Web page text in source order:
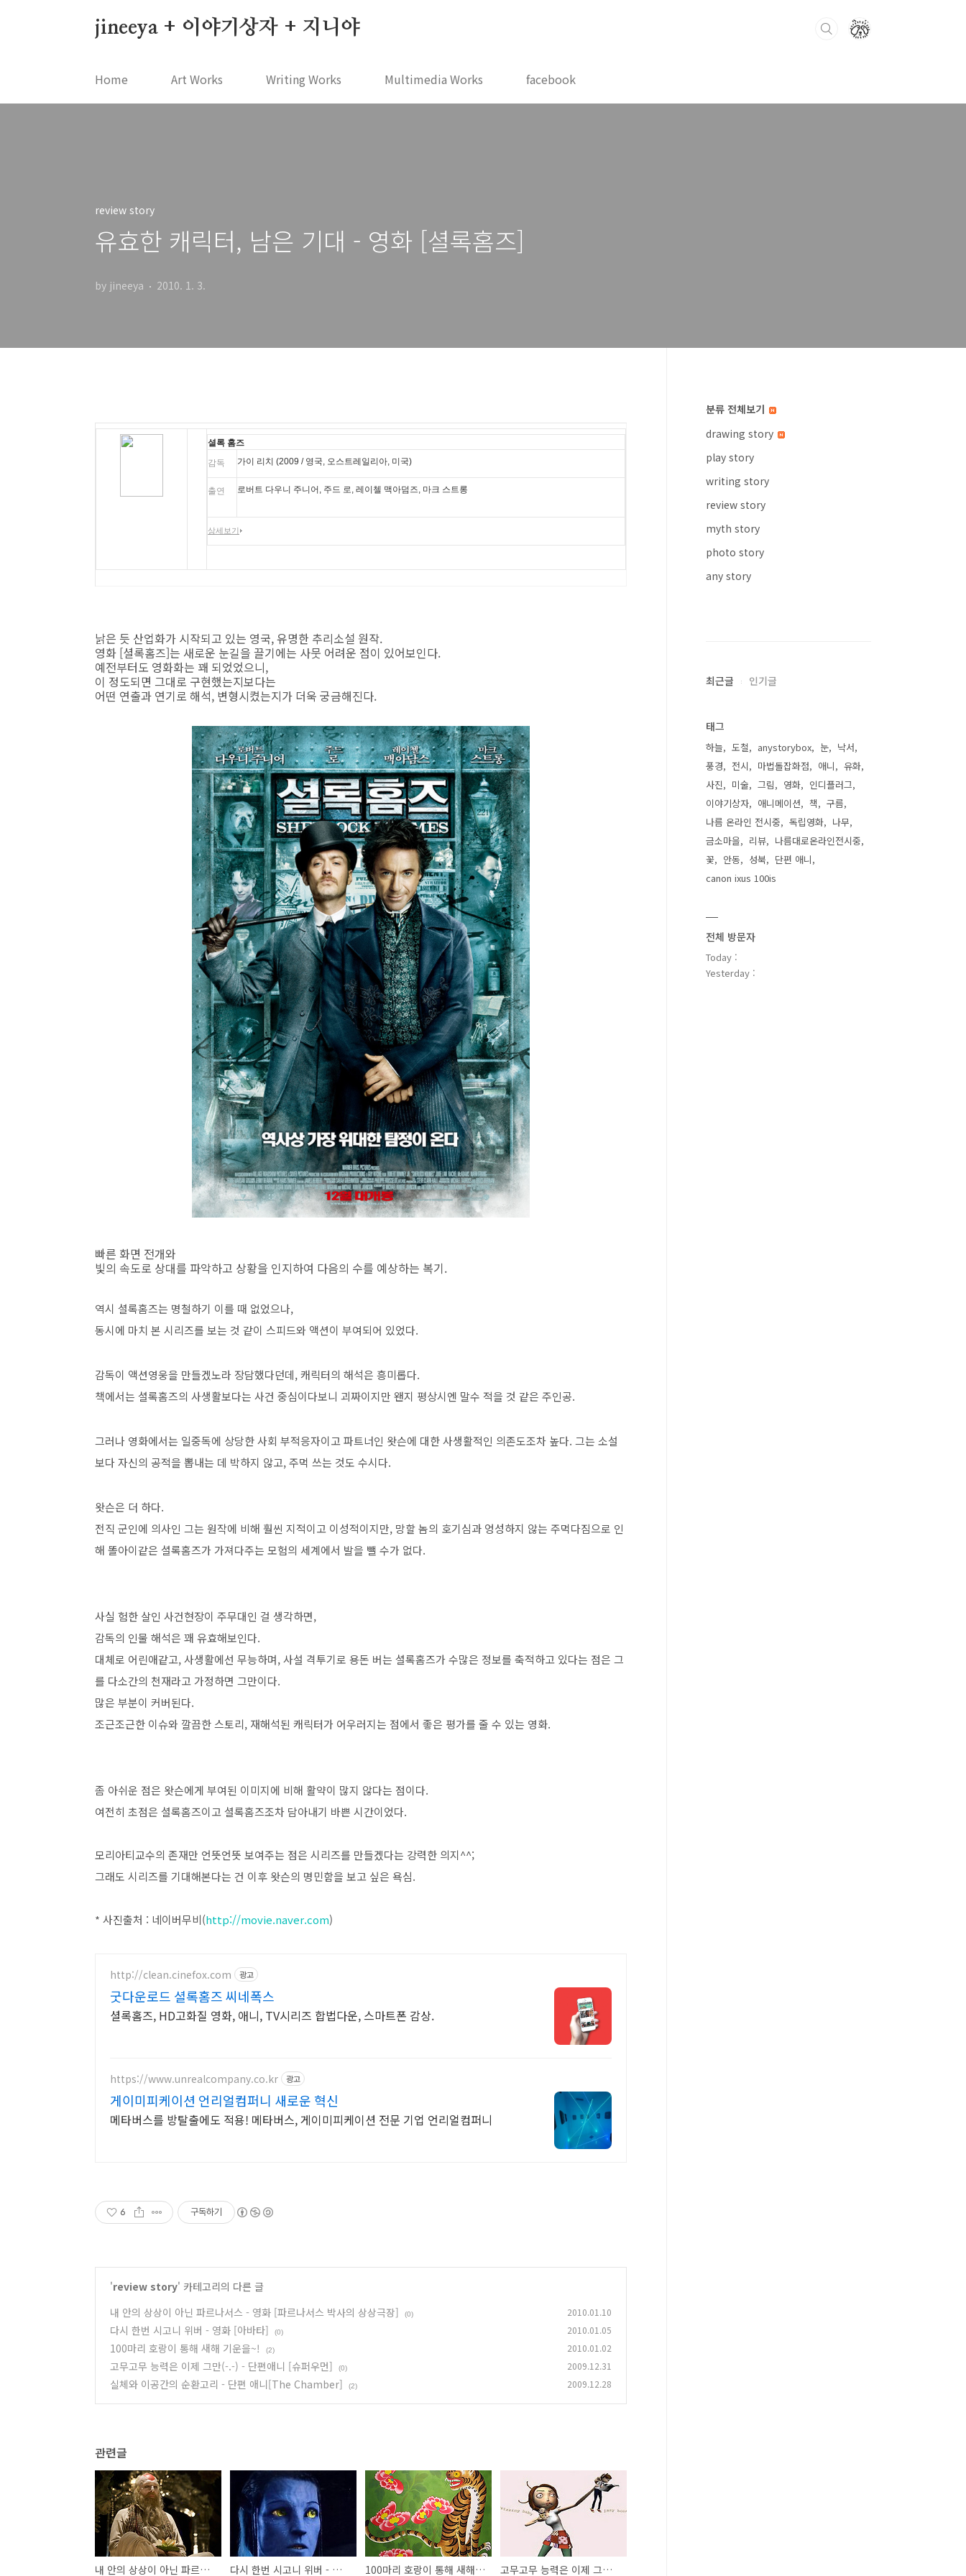
jineeya + 이야기상자 + 지니야
Home Art Works Writing Works Multimedia Works facebook
review story
유효한 캐릭터, 남은 기대 - 영화 [셜록홈즈]
by jineeya 2010. 1. 3.
셜록 홈즈
감독
가이 리치 (2009 / 영국, 오스트레일리아, 미국)
출연 로버트 다우니 주니어, 주드 로, 레이첼 맥아덤즈, 마크 스트롱
상세보기
낡은 듯 산업화가 시작되고 있는 영국, 유명한 추리소설 원작.
영화 [셜록홈즈]는 새로운 눈길을 끌기에는 사뭇 어려운 점이 있어보인다.
예전부터도 영화화는 꽤 되었었으니,
이 정도되면 그대로 구현했는지보다는
어떤 연출과 연기로 해석, 변형시켰는지가 더욱 궁금해진다.
빠른 화면 전개와
빛의 속도로 상대를 파악하고 상황을 인지하여 다음의 수를 예상하는 복기.
역시 셜록홈즈는 명철하기 이를 때 없었으나,
동시에 마치 본 시리즈를 보는 것 같이 스피드와 액션이 부여되어 있었다.
감독이 액션영웅을 만들겠노라 장담했다던데, 캐릭터의 해석은 흥미롭다.
책에서는 셜록홈즈의 사생활보다는 사건 중심이다보니 괴짜이지만 왠지 평상시엔 말수 적을 것 같은 주인공.
그러나 영화에서는 일중독에 상당한 사회 부적응자이고 파트너인 왓슨에 대한 사생활적인 의존도조차 높다. 그는 소설
보다 자신의 공적을 뽑내는 데 박하지 않고, 주먹 쓰는 것도 수시다.
왓슨은 더 하다.
전직 군인에 의사인 그는 원작에 비해 훨씬 지적이고 이성적이지만, 망할 놈의 호기심과 엉성하지 않는 주먹다짐으로 인
해 똘아이같은 셜록홈즈가 가져다주는 모험의 세계에서 발을 뺄 수가 없다.
사실 험한 살인 사건현장이 주무대인 걸 생각하면,
감독의 인물 해석은 꽤 유효해보인다.
대체로 어린애같고, 사생활에선 무능하며, 사설 격투기로 용돈 버는 셜록홈즈가 수많은 정보를 축적하고 있다는 점은 그
를 다소간의 천재라고 가정하면 그만이다.
많은 부분이 커버된다.
조근조근한 이슈와 깔끔한 스토리, 재해석된 캐릭터가 어우러지는 점에서 좋은 평가를 줄 수 있는 영화.
좀 아쉬운 점은 왓슨에게 부여된 이미지에 비해 활약이 많지 않다는 점이다.
여전히 초점은 셜록홈즈이고 셜록홈즈조차 담아내기 바쁜 시간이었다.
모리아티교수의 존재만 언뜻언뜻 보여주는 점은 시리즈를 만들겠다는 강력한 의지^^;
그래도 시리즈를 기대해본다는 건 이후 왓슨의 명민함을 보고 싶은 욕심.
* 사진출처 : 네이버무비(http://movie.naver.com)
http://clean.cinefox.com 광고
굿다운로드 셜록홈즈 씨네폭스
셜록홈즈, HD고화질 영화, 애니, TV시리즈 합법다운, 스마트폰 감상.
https://www.unrealcompany.co.kr 광고
게이미피케이션 언리얼컴퍼니 새로운 혁신
메타버스를 방탈출에도 적용! 메타버스, 게이미피케이션 전문 기업 언리얼컴퍼니
6 구독하기
'review story' 카테고리의 다른 글
내 안의 상상이 아닌 파르나서스 - 영화 [파르나서스 박사의 상상극장]
(0) 2010.01.10
다시 한번 시고니 위버 - 영화 [아바타] (0) 2010.01.05
100마리 호랑이 통해 새해 기운을~! (2) 2010.01.02
고무고무 능력은 이제 그만(-.-) - 단편애니 [슈퍼우먼] (0) 2009.12.31
실체와 이공간의 순환고리 - 단편 애니[The Chamber] (2) 2009.12.28
관련글
내 안의 상상이 아닌 파르나서스 - 영화 [파르나서스 박사의 상상극장] 다시 한번 시고니 위버 - 영화 [아바타] 100마리 호랑이 통해 새해 기운을~! 고무고무 능력은 이제 그만(-.-) - 단편애니 [슈퍼우먼]
분류 전체보기
drawing story
play story
writing story
review story
myth story
photo story
any story
최근글 인기글
태그
하늘 도철 anystorybox 눈
낙서
풍경
전시 마법돌잡화점 애니
유화
사진
미술 그림 영화
인디플러그
이야기상자
애니메이션 책
구름
나름 온라인 전시중
독립영화
나무
금소마을
리뷰
나름대로온라인전시중
꽃
안동 성북
단편 애니
canon ixus 100is
전체 방문자
Today :
Yesterday :